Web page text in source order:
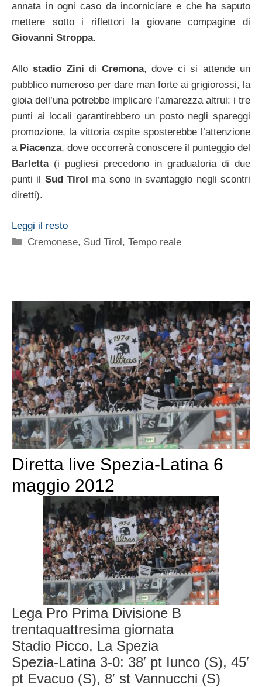
annata in ogni caso da incorniciare e che ha saputo
mettere sotto i riflettori la giovane compagine di
Giovanni Stroppa.
Allostadio Zini di Cremona, dove ci si attende un
pubblico numeroso per dare man forte ai grigiorossi, la
gioia dell’una potrebbe implicare l’amarezza altrui: i tre
punti ai locali garantirebbero un posto negli spareggi
promozione, la vittoria ospite sposterebbe l’attenzione
a Piacenza, dove occorrerà conoscere il punteggio del
Barletta(i pugliesi precedono in graduatoria di due
punti il Sud Tirol ma sono in svantaggio negli scontri
diretti).
Leggi il resto
Categorie
Cremonese, Sud Tirol ,Tempo reale
Diretta live Spezia-Latina 6
maggio 2012
Lega Pro Prima Divisione B
trentaquattresima giornata
Stadio Picco, La Spezia
Spezia-Latina 3-0: 38′ pt Iunco (S), 45′
pt Evacuo (S), 8′ st Vannucchi (S)